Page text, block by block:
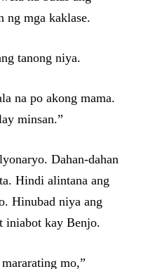
ng mga kaklase.
tanong niya.
na po akong mama.
minsan.”
Dahan-dahan
Hindi alintana ang
Hinubad niya ang
iniabot kay Benjo.
mo,”